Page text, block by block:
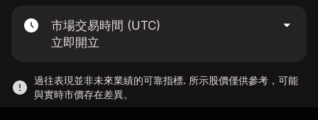
市場交易時間 (UTC)
立即開立
過往表現並非未來業績的可靠指標. 所示股價僅供參考，可能
與實時市價存在差異。